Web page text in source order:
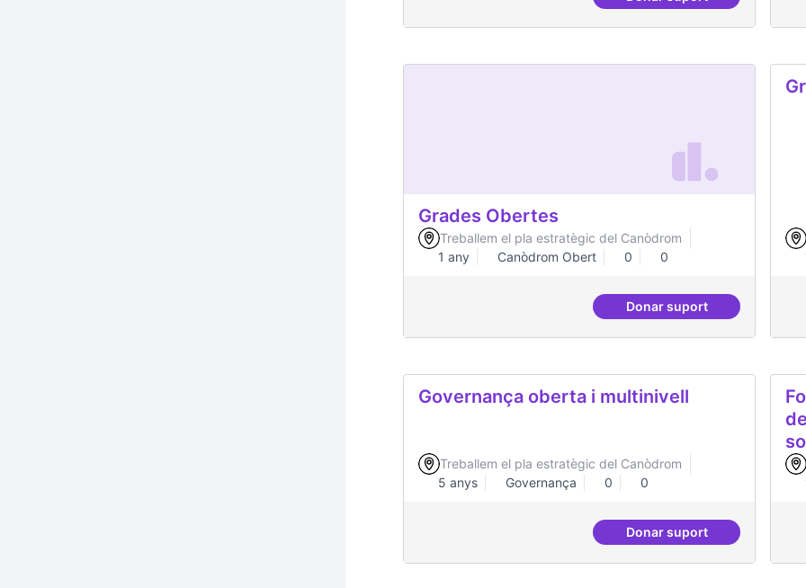
Habitar la plaça
Donar suportHabitar la plaça
Grades Obertes
Treballem el pla estratègic del Canòdrom
1 any
Canòdrom Obert
Donar suportGrades Obertes